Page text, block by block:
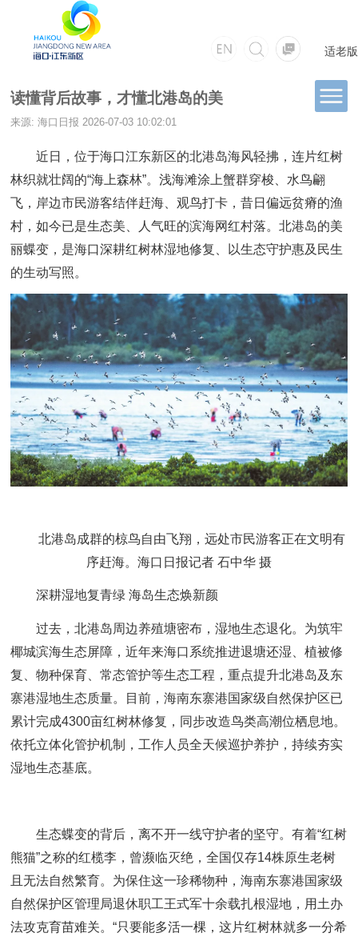
适老版
读懂背后故事，才懂北港岛的美
来源: 海口日报 2026-07-03 10:02:01
近日，位于海口江东新区的北港岛海风轻拂，连片红树
林织就壮阔的“海上森林”。浅海滩涂上蟹群穿梭、水鸟翩
飞，岸边市民游客结伴赶海、观鸟打卡，昔日偏远贫瘠的渔
村，如今已是生态美、人气旺的滨海网红村落。北港岛的美
丽蝶变，是海口深耕红树林湿地修复、以生态守护惠及民生
的生动写照。
北港岛成群的椋鸟自由飞翔，远处市民游客正在文明有
序赶海。海口日报记者 石中华 摄
深耕湿地复青绿 海岛生态焕新颜
过去，北港岛周边养殖塘密布，湿地生态退化。为筑牢
椰城滨海生态屏障，近年来海口系统推进退塘还湿、植被修
复、物种保育、常态管护等生态工程，重点提升北港岛及东
寨港湿地生态质量。目前，海南东寨港国家级自然保护区已
累计完成4300亩红树林修复，同步改造鸟类高潮位栖息地。
依托立体化管护机制，工作人员全天候巡护养护，持续夯实
湿地生态基底。
生态蝶变的背后，离不开一线守护者的坚守。有着“红树
熊猫”之称的红榄李，曾濒临灭绝，全国仅存14株原生老树
且无法自然繁育。为保住这一珍稀物种，海南东寨港国家级
自然保护区管理局退休职工王式军十余载扎根湿地，用土办
法攻克育苗难关。“只要能多活一棵，这片红树林就多一分希